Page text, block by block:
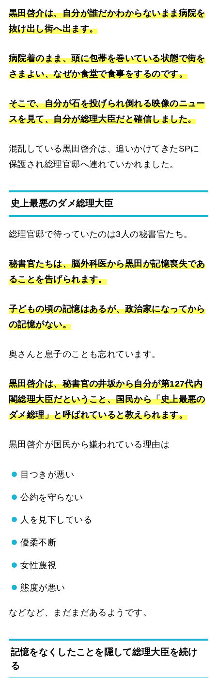
黒田啓介は、自分が誰だかわからないまま病院を
抜け出し街へ出ます。
病院着のまま、頭に包帯を巻いている状態で街を
さまよい、なぜか食堂で食事をするのです。
そこで、自分が石を投げられ倒れる映像のニュー
スを見て、自分が総理大臣だと確信しました。
混乱している黒田啓介は、追いかけてきたSPに
保護され総理官邸へ連れていかれました。
史上最悪のダメ総理大臣
総理官邸で待っていたのは3人の秘書官たち。
秘書官たちは、脳外科医から黒田が記憶喪失であ
ることを告げられます。
子どもの頃の記憶はあるが、政治家になってから
の記憶がない。
奥さんと息子のことも忘れています。
黒田啓介は、秘書官の井坂から自分が第127代内
閣総理大臣だということ、国民から「史上最悪の
ダメ総理」と呼ばれていると教えられます。
黒田啓介が国民から嫌われている理由は
目つきが悪い
公約を守らない
人を見下している
優柔不断
女性蔑視
態度が悪い
などなど、まだまだあるようです。
記憶をなくしたことを隠して総理大臣を続け
る